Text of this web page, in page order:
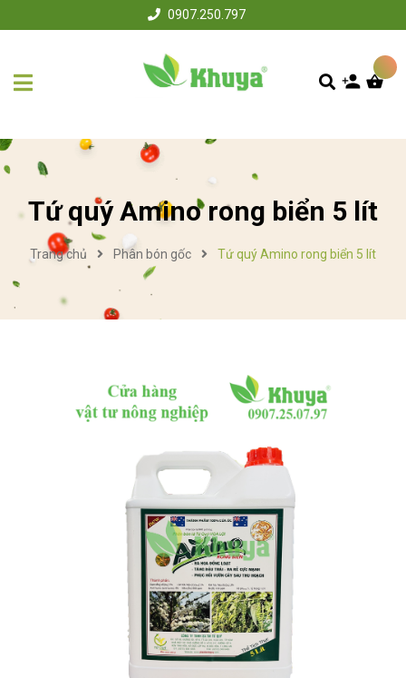
0907.250.797
Tứ quý Amino rong biển 5 lít
Trang chủ Phân bón gốc Tứ quý Amino rong biển 5 lít